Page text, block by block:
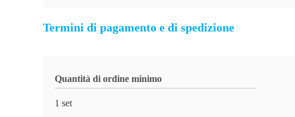
Termini di pagamento e di spedizione
Quantità di ordine minimo
1 set